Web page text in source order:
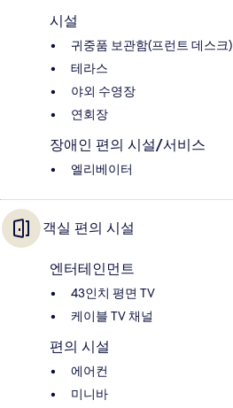
시설
귀중품 보관함(프런트 데스크)
테라스
야외 수영장
연회장
장애인 편의 시설/서비스
엘리베이터
객실 편의 시설
엔터테인먼트
43인치 평면 TV
케이블 TV 채널
편의 시설
에어컨
미니바